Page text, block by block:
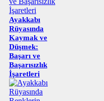
Ayakkabı
Rüyasında
Kaymak ve
Düşmek:
Başarı ve
Başarısızlık
İşaretleri